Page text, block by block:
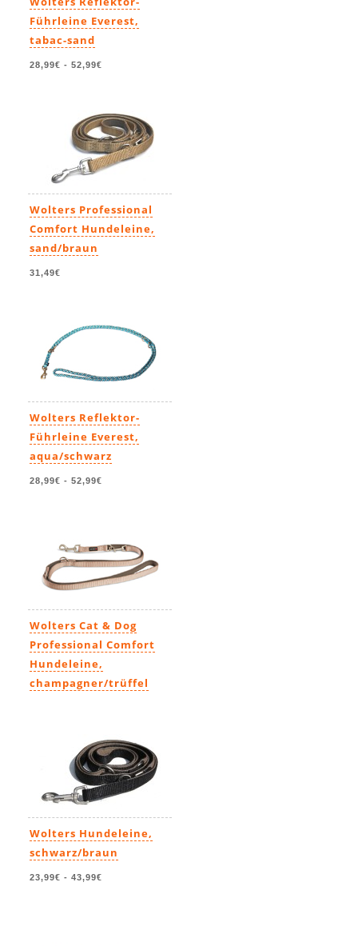
Führleine Everest,
tabac-sand
28,99€ - 52,99€
Wolters Professional
Comfort Hundeleine,
sand/braun
31,49€
Wolters Reflektor-
Führleine Everest,
aqua/schwarz
28,99€ - 52,99€
Wolters Cat & Dog
Professional Comfort
Hundeleine,
champagner/trüffel
Wolters Hundeleine,
schwarz/braun
23,99€ - 43,99€